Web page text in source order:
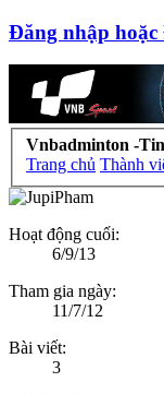
Đăng nhập
Vnbadminton -
Trang chủ Thành
Hoạt động cuối:
6/9/13
Tham gia ngày:
11/7/12
Bài viết:
3